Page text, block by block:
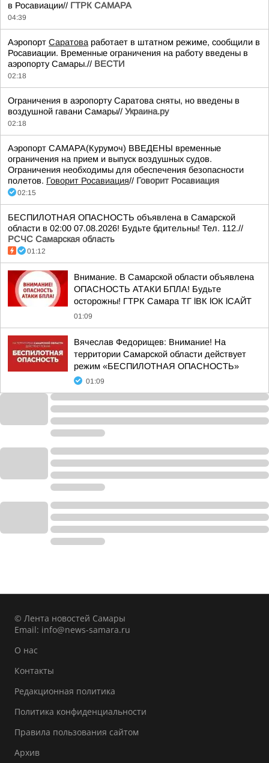
в Росавиации// ГТРК САМАРА
04:39
Аэропорт Саратова работает в штатном режиме, сообщили в
Росавиации. Временные ограничения на работу введены в
аэропорту Самары.// ВЕСТИ
02:18
Ограничения в аэропорту Саратова сняты, но введены в
воздушной гавани Самары// Украина.ру
02:18
Аэропорт САМАРА(Курумоч) ВВЕДЕНЫ временные
ограничения на прием и выпуск воздушных судов.
Ограничения необходимы для обеспечения безопасности
полетов. Говорит Росавиация// Говорит Росавиация
02:15
БЕСПИЛОТНАЯ ОПАСНОСТЬ объявлена в Самарской
области в 02:00 07.08.2026! Будьте бдительны! Тел. 112.//
РСЧС Самарская область
01:12
Внимание. В Самарской области объявлена
ОПАСНОСТЬ АТАКИ БПЛА! Будьте
осторожны! ГТРК Самара ТГ lВК lОК lСАЙТ
01:09
Вячеслав Федорищев: Внимание! На
территории Самарской области действует
режим «БЕСПИЛОТНАЯ ОПАСНОСТЬ»
01:09
© Лента новостей Самары
Email: info@news-samara.ru
О нас
Контакты
Редакционная политика
Политика конфиденциальности
Правила пользования сайтом
Архив